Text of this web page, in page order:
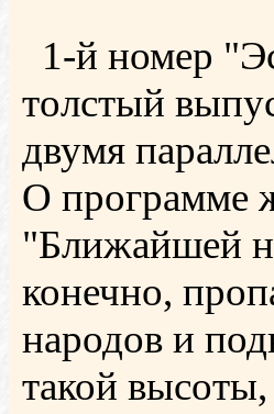
1-й номер
толстый
двумя
О программе
"Ближайшей
конечно,
народов и
такой